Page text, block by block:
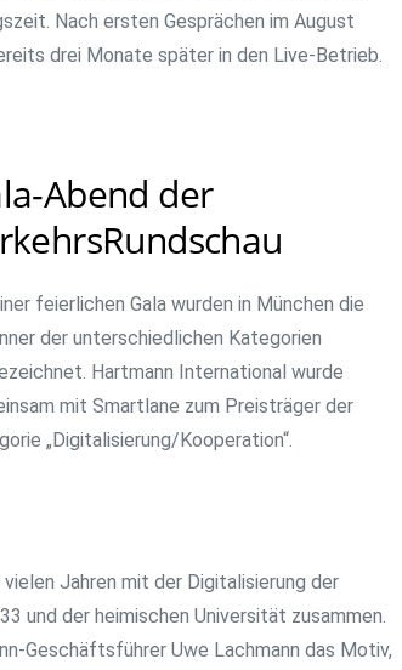
Nach ersten Gesprächen im August
drei Monate später in den Live-Betrieb.
Abend der
feierlichen Gala wurden in München die
der unterschiedlichen Kategorien
Hartmann International wurde
mit Smartlane zum Preisträger der
„Digitalisierung/Kooperation“.
Jahren mit der Digitalisierung der
und der heimischen Universität zusammen.
Geschäftsführer Uwe Lachmann das Motiv,